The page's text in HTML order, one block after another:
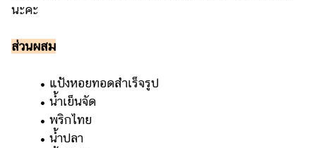
นะคะ
ส่วนผสม
• แป้งหอยทอดสำเร็จรูป
• น้ำเย็นจัด
• พริกไทย
• น้ำปลา